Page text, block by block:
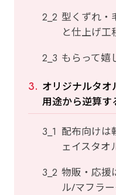
型くずれ
と仕上げ工
もらって嬉
オリジナルタオ
用途から逆算す
配布向け
ェイスタオ
物販・応
ル/マフラ